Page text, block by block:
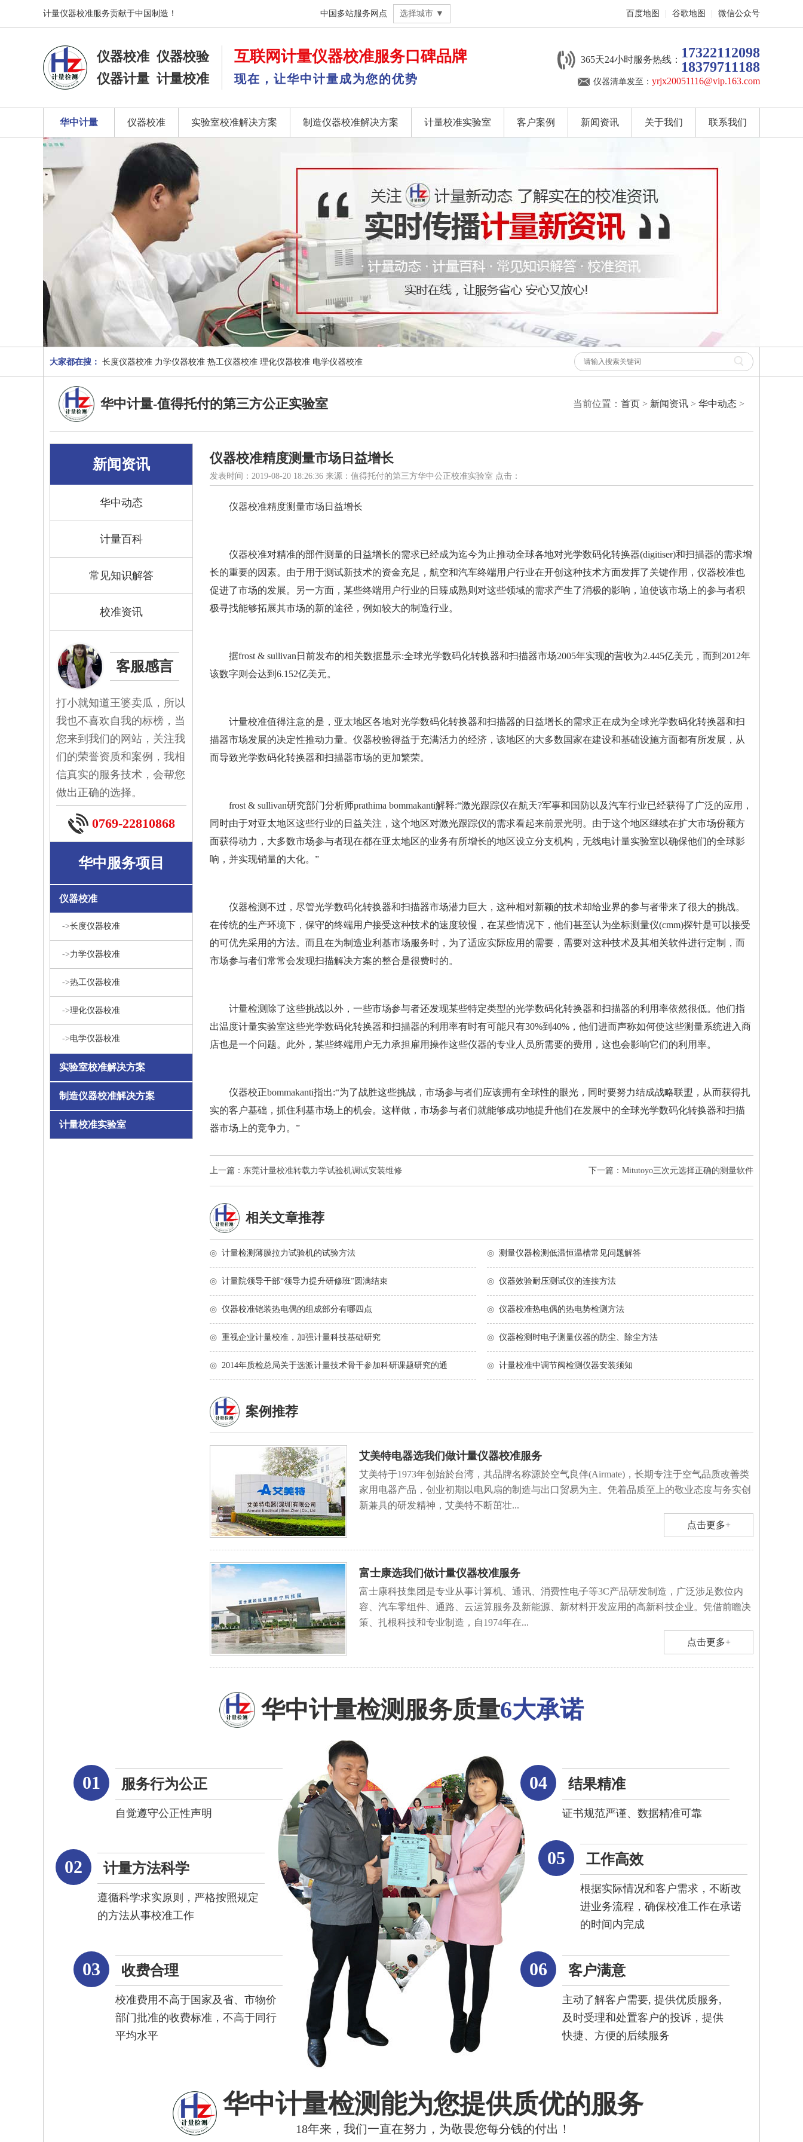
计量仪器校准服务贡献于中国制造！ 中国多站服务网点 选择城市 ▼ 百度地图 谷歌地图 微信公众号
仪器校准 仪器校验
仪器计量 计量校准
互联网计量仪器校准服务口碑品牌
现在，让华中计量成为您的优势
365天24小时服务热线： 17322112098
18379711188
仪器清单发至： yrjx20051116@vip.163.com
华中计量 仪器校准 实验室校准解决方案 制造仪器校准解决方案 计量校准实验室 客户案例 新闻资讯 关于我们 联系我们
大家都在搜： 长度仪器校准 力学仪器校准 热工仪器校准 理化仪器校准 电学仪器校准
当前位置： 首页 > 新闻资讯 > 华中动态 >
华中计量-值得托付的第三方公正实验室
新闻资讯
华中动态
计量百科
常见知识解答
校准资讯
客服感言
打小就知道王婆卖瓜，所以
我也不喜欢自我的标榜，当
您来到我们的网站，关注我
们的荣誉资质和案例，我相
信真实的服务技术，会帮您
做出正确的选择。
0769-22810868
华中服务项目
仪器校准
->长度仪器校准
->力学仪器校准
->热工仪器校准
->理化仪器校准
->电学仪器校准
实验室校准解决方案
制造仪器校准解决方案
计量校准实验室
仪器校准精度测量市场日益增长
发表时间：2019-08-20 18:26:36 来源：值得托付的第三方华中公正校准实验室 点击：
仪器校准精度测量市场日益增长
仪器校准对精准的部件测量的日益增长的需求已经成为迄今为止推动全球各地对光学数码化转换器(digitiser)和扫描器的需求增
长的重要的因素。由于用于测试新技术的资金充足，航空和汽车终端用户行业在开创这种技术方面发挥了关键作用， 仪器校准也
促进了市场的发展。另一方面，某些终端用户行业的日臻成熟则对这些领域的需求产生了消极的影响，迫使该市场上的参与者积
极寻找能够拓展其市场的新的途径，例如较大的制造行业。
据frost & sullivan日前发布的相关数据显示:全球光学数码化转换器和扫描器市场2005年实现的营收为2.445亿美元，而到2012年
该数字则会达到6.152亿美元。
计量校准值得注意的是，亚太地区各地对光学数码化转换器和扫描器的日益增长的需求正在成为全球光学数码化转换器和扫
描器市场发展的决定性推动力量。 仪器校验得益于充满活力的经济，该地区的大多数国家在建设和基础设施方面都有所发展，从
而导致光学数码化转换器和扫描器市场的更加繁荣。
frost & sullivan研究部门分析师prathima bommakanti解释:“激光跟踪仪在航天?军事和国防以及汽车行业已经获得了广泛的应用，
同时由于对亚太地区这些行业的日益关注，这个地区对激光跟踪仪的需求看起来前景光明。由于这个地区继续在扩大市场份额方
面获得动力，大多数市场参与者现在都在亚太地区的业务有所增长的地区设立分支机构， 无线电计量实验室 以确保他们的全球影
响，并实现销量的大化。”
仪器检测不过，尽管光学数码化转换器和扫描器市场潜力巨大，这种相对新颖的技术却给业界的参与者带来了很大的挑战。
在传统的生产环境下，保守的终端用户接受这种技术的速度较慢，在某些情况下，他们甚至认为坐标测量仪(cmm)探针是可以接受
的可优先采用的方法。而且在为制造业利基市场服务时，为了适应实际应用的需要，需要对这种技术及其相关软件进行定制，而
市场参与者们常常会发现扫描解决方案的整合是很费时的。
计量检测除了这些挑战以外，一些市场参与者还发现某些特定类型的光学数码化转换器和扫描器的利用率依然很低。他们指
出温度计量实验室这些光学数码化转换器和扫描器的利用率有时有可能只有30%到40%，他们进而声称如何使这些测量系统进入商
店也是一个问题。此外，某些终端用户无力承担雇用操作这些仪器的专业人员所需要的费用，这也会影响它们的利用率。
仪器校正bommakanti指出:“为了战胜这些挑战，市场参与者们应该拥有全球性的眼光，同时要努力结成战略联盟，从而获得扎
实的客户基础，抓住利基市场上的机会。这样做，市场参与者们就能够成功地提升他们在发展中的全球光学数码化转换器和扫描
器市场上的竞争力。”
下一篇：Mitutoyo三次元选择正确的测量软件
上一篇：东莞计量校准转载力学试验机调试安装维修
相关文章推荐
◎ 计量检测薄膜拉力试验机的试验方法 ◎ 测量仪器检测低温恒温槽常见问题解答
◎ 计量院领导干部“领导力提升研修班”圆满结束 ◎ 仪器效验耐压测试仪的连接方法
◎ 仪器校准铠装热电偶的组成部分有哪四点 ◎ 仪器校准热电偶的热电势检测方法
◎ 重视企业计量校准，加强计量科技基础研究 ◎ 仪器检测时电子测量仪器的防尘、除尘方法
◎ 2014年质检总局关于选派计量技术骨干参加科研课题研究的通 ◎ 计量校准中调节阀检测仪器安装须知
案例推荐
艾美特电器选我们做计量仪器校准服务
艾美特于1973年创始於台湾，其品牌名称源於空气良伴(Airmate)，长期专注于空气品质改善类
家用电器产品，创业初期以电风扇的制造与出口贸易为主。凭着品质至上的敬业态度与务实创
新兼具的研发精神，艾美特不断茁壮...
点击更多+
富士康选我们做计量仪器校准服务
富士康科技集团是专业从事计算机、通讯、消费性电子等3C产品研发制造，广泛涉足数位内
容、汽车零组件、通路、云运算服务及新能源、新材料开发应用的高新科技企业。凭借前瞻决
策、扎根科技和专业制造，自1974年在...
点击更多+
华中计量检测服务质量6大承诺
01 服务行为公正
自觉遵守公正性声明
02 计量方法科学
遵循科学求实原则，严格按照规定
的方法从事校准工作
03 收费合理
校准费用不高于国家及省、市物价
部门批准的收费标准，不高于同行
平均水平
04 结果精准
证书规范严谨、数据精准可靠
05 工作高效
根据实际情况和客户需求，不断改
进业务流程，确保校准工作在承诺
的时间内完成
06 客户满意
主动了解客户需要, 提供优质服务,
及时受理和处置客户的投诉，提供
快捷、方便的后续服务
华中计量检测能为您提供质优的服务
18年来，我们一直在努力，为敬畏您每分钱的付出！